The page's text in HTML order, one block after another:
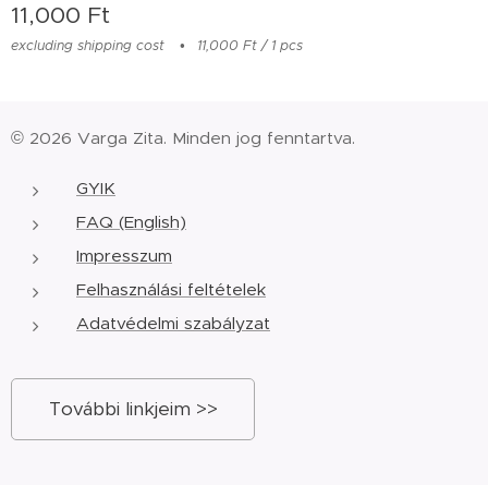
11,000 Ft
excluding shipping cost 11,000 Ft / 1 pcs
© 2026 Varga Zita. Minden jog fenntartva.
GYIK
FAQ (English)
Impresszum
Felhasználási feltételek
Adatvédelmi szabályzat
További linkjeim >>